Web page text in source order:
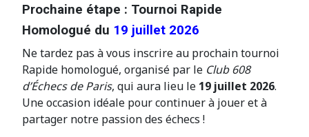
Prochaine étape : Tournoi Rapide
Homologué du 19 juillet 2026
Ne tardez pas à vous inscrire au prochain tournoi
Rapide homologué, organisé par le Club 608
d’Échecs de Paris, qui aura lieu le 19 juillet 2026.
Une occasion idéale pour continuer à jouer et à
partager notre passion des échecs !